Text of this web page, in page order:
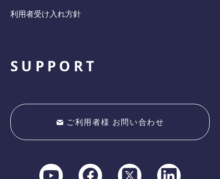
利用者受け入れ方針
SUPPORT
ご利用者様 お問い合わせ